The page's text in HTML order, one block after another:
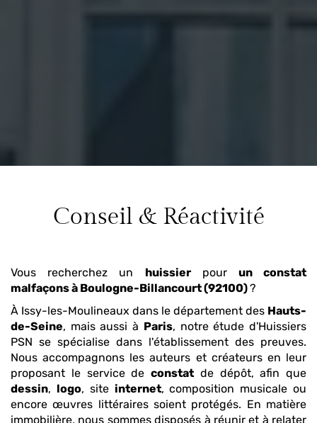
Conseil & Réactivité
Vous recherchez un huissierpour un constat
malfaçonsà Boulogne-Billancourt (92100)?
À Issy-les-Moulineaux dans le département des Hauts-
de-Seine, mais aussi à Paris, notre étude d'Huissiers
PSN se spécialise dans l'établissement des preuves.
Nous accompagnons les auteurs et créateurs en leur
proposant le service de constat de dépôt, afin que
dessin, logo, site internet, composition musicale ou
encore œuvres littéraires soient protégés. En matière
immobilière, nous sommes disposés à réunir et à relater